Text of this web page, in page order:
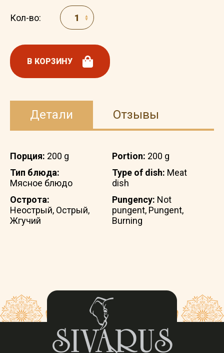
Кол-во:
В КОРЗИНУ
Детали Отзывы
Порция: 200 g
Тип блюда:
Мясное блюдо
Острота:
Неострый, Острый,
Жгучий
Portion: 200 g
Type of dish: Meat
dish
Pungency: Not
pungent, Pungent,
Burning